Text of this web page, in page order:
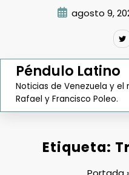
agosto 9,
Péndulo Latino
Noticias de Venezuela y el
Rafael y Francisco Poleo.
Etiqueta: